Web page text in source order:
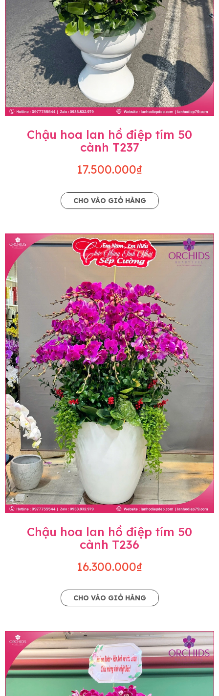
Chậu hoa lan hồ điệp tím 50
cành T237
17.500.000₫
CHO VÀO GIỎ HÀNG
Chậu hoa lan hồ điệp tím 50
cành T236
16.300.000₫
CHO VÀO GIỎ HÀNG